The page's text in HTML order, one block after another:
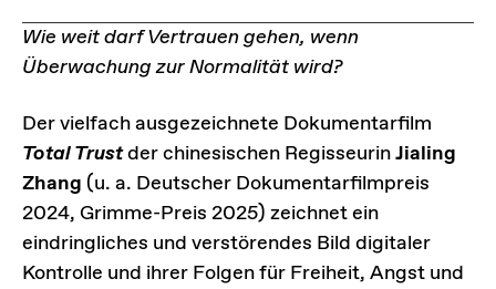
Wie weit darf Vertrauen gehen, wenn
Überwachung zur Normalität wird?
Der vielfach ausgezeichnete Dokumentarfilm
Total Trustder chinesischen RegisseurinJialing
Zhang (u. a. Deutscher Dokumentarfilmpreis
2024, Grimme-Preis 2025) zeichnet ein
eindringliches und verstörendes Bild digitaler
Kontrolle und ihrer Folgen für Freiheit, Angst und